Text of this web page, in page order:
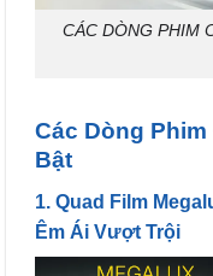
CÁC DÒNG PHIM
Các Dòng
Bật
1. Quad Film
Êm Ái Vượt Trội